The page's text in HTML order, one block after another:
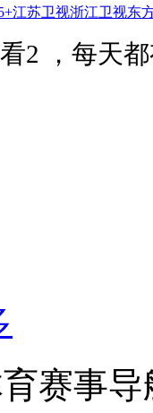
江苏卫视浙江卫视东
2 ，每天
赛事